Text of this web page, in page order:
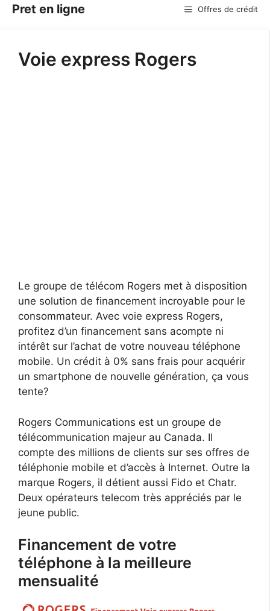
AllerPret en ligne Offres de crédit
Voie express Rogers
Le groupe de télécom Rogers met à disposition
une solution de financement incroyable pour le
consommateur. Avec voie express Rogers,
profitez d’un financement sans acompte ni
intérêt sur l’achat de votre nouveau téléphone
mobile. Un crédit à 0% sans frais pour acquérir
un smartphone de nouvelle génération, ça vous
tente?
Rogers Communications est un groupe de
télécommunication majeur au Canada. Il
compte des millions de clients sur ses offres de
téléphonie mobile et d’accès à Internet. Outre la
marque Rogers, il détient aussi Fido et Chatr.
Deux opérateurs telecom très appréciés par le
jeune public.
Financement de votre
téléphone à la meilleure
mensualité